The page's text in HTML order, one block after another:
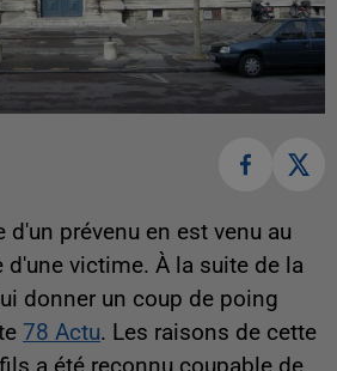
d'un prévenu en est venu au
d'une victime. À la suite de la
donner un coup de poing
78 Actu. Les raisons de cette
a été reconnu coupable de